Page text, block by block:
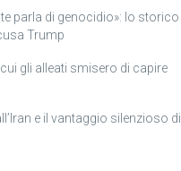
parla di genocidio»: lo storico
Trump
cui gli alleati smisero di capire
e il vantaggio silenzioso di